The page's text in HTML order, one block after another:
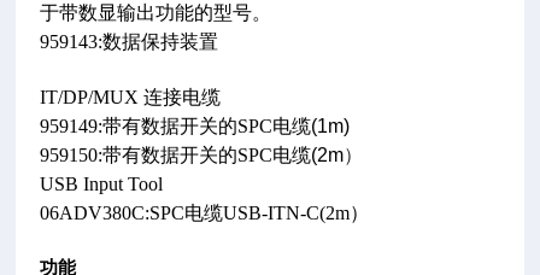
于带数显输出功能的型号。
959143:数据保持装置
IT/DP/MUX连接电缆
959149:带有数据开关的SPC电缆(1m)
959150:带有数据开关的SPC电缆(2m）
USB Input Tool
06ADV380C:SPC电缆USB-ITN-C(2m）
功能